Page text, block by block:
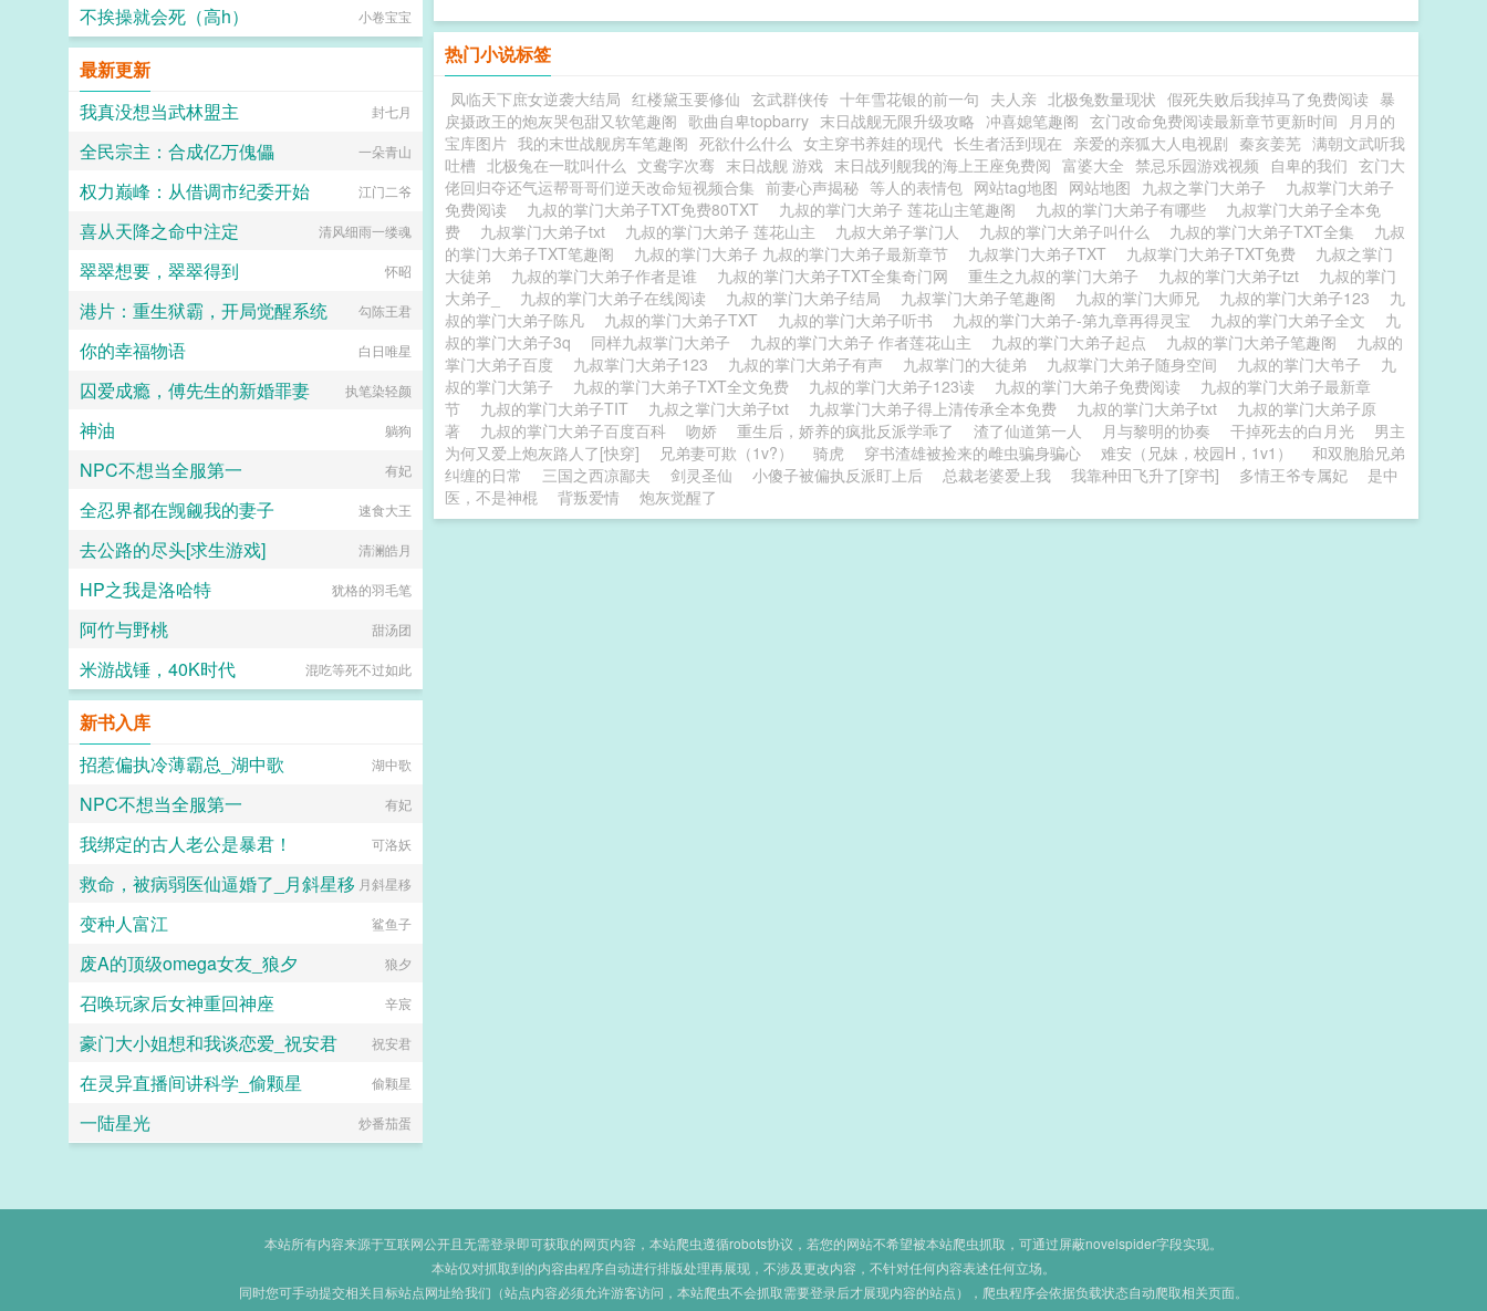
热门小说标签
凤临天下庶女逆袭大结局 红楼黛玉要修仙 玄武群侠传 十年雪花银的前一句 夫人亲 北极兔数量现状 假死失败后我掉马了免费阅读 暴
戾摄政王的炮灰哭包甜又软笔趣阁 歌曲自卑topbarry 末日战舰无限升级攻略 冲喜媳笔趣阁 玄门改命免费阅读最新章节更新时间
月月的
宝库图片 我的末世战舰房车笔趣阁 死欲什么什么 女主穿书养娃的现代 长生者活到现在 亲爱的亲狐大人电视剧 秦亥姜芜 满朝文武听我
吐槽 北极兔在一耽叫什么 文鸯字次骞 末日战舰 游戏 末日战列舰我的海上王座免费阅 富婆大全 禁忌乐园游戏视频 自卑的我们 玄门大
佬回归夺还气运帮哥哥们逆天改命短视频合集 前妻心声揭秘 等人的表情包 网站tag地图 网站地图 九叔之掌门大弟子
九叔掌门大弟子
免费阅读
九叔的掌门大弟子TXT免费80TXT 九叔的掌门大弟子 莲花山主笔趣阁 九叔的掌门大弟子有哪些
九叔掌门大弟子全本免
费
九叔掌门大弟子txt 九叔的掌门大弟子 莲花山主 九叔大弟子掌门人 九叔的掌门大弟子叫什么 九叔的掌门大弟子TXT全集
九叔
的掌门大弟子TXT笔趣阁
九叔的掌门大弟子 九叔的掌门大弟子最新章节 九叔掌门大弟子TXT 九叔掌门大弟子TXT免费
九叔之掌门
大徒弟
九叔的掌门大弟子作者是谁 九叔的掌门大弟子TXT全集奇门网 重生之九叔的掌门大弟子 九叔的掌门大弟子tzt
九叔的掌门
大弟子_
九叔的掌门大弟子在线阅读 九叔的掌门大弟子结局 九叔掌门大弟子笔趣阁 九叔的掌门大师兄 九叔的掌门大弟子123
九
叔的掌门大弟子陈凡
九叔的掌门大弟子TXT 九叔的掌门大弟子听书 九叔的掌门大弟子-第九章再得灵宝 九叔的掌门大弟子全文
九
叔的掌门大弟子3q
同样九叔掌门大弟子 九叔的掌门大弟子 作者莲花山主 九叔的掌门大弟子起点 九叔的掌门大弟子笔趣阁
九叔的
掌门大弟子百度
九叔掌门大弟子123 九叔的掌门大弟子有声 九叔掌门的大徒弟 九叔掌门大弟子随身空间 九叔的掌门大弚子
九
叔的掌门大第子
九叔的掌门大弟子TXT全文免费 九叔的掌门大弟子123读 九叔的掌门大弟子免费阅读
九叔的掌门大弟子最新章
节
九叔的掌门大弟子TIT 九叔之掌门大弟子txt 九叔掌门大弟子得上清传承全本免费 九叔的掌门大弟子txt
九叔的掌门大弟子原
著
九叔的掌门大弟子百度百科 吻娇 重生后，娇养的疯批反派学乖了 渣了仙道第一人 月与黎明的协奏 干掉死去的白月光
男主
为何又爱上炮灰路人了[快穿]
兄弟妻可欺（1v?） 骑虎 穿书渣雄被捡来的雌虫骗身骗心 难安（兄妹，校园H，1v1）
和双胞胎兄弟
纠缠的日常
三国之西凉鄙夫 剑灵圣仙 小傻子被偏执反派盯上后 总裁老婆爱上我 我靠种田飞升了[穿书] 多情王爷专属妃
是中
医，不是神棍
背叛爱情 炮灰觉醒了
露露
不挨操就会死（高h） 小卷宝宝
最新更新
我真没想当武林盟主
封七月
全民宗主：合成亿万傀儡 一朵青山
权力巅峰：从借调市纪委开始 江门二爷
喜从天降之命中注定 清风细雨一缕魂
翠翠想要，翠翠得到 怀昭
港片：重生狱霸，开局觉醒系统 勾陈王君
你的幸福物语 白日唯星
囚爱成瘾，傅先生的新婚罪妻 执笔染轻颜
神油 躺狗
NPC不想当全服第一 有妃
全忍界都在觊觎我的妻子 速食大王
去公路的尽头[求生游戏] 清澜皓月
HP之我是洛哈特 犹格的羽毛笔
阿竹与野桃 甜汤团
米游战锤，40K时代 混吃等死不过如此
新书入库
招惹偏执冷薄霸总_湖中歌
湖中歌
NPC不想当全服第一 有妃
我绑定的古人老公是暴君！ 可洛妖
救命，被病弱医仙逼婚了_月斜星移 月斜星移
变种人富江 鲨鱼子
废A的顶级omega女友_狼夕 狼夕
召唤玩家后女神重回神座 辛宸
豪门大小姐想和我谈恋爱_祝安君 祝安君
在灵异直播间讲科学_偷颗星 偷颗星
一陆星光 炒番茄蛋
本站所有内容来源于互联网公开且无需登录即可获取的网页内容，本站爬虫遵循robots协议，若您的网站不希望被本站爬虫抓取，可通过屏蔽novelspider字段实现。
本站仅对抓取到的内容由程序自动进行排版处理再展现，不涉及更改内容，不针对任何内容表述任何立场。
同时您可手动提交相关目标站点网址给我们（站点内容必须允许游客访问，本站爬虫不会抓取需要登录后才展现内容的站点），爬虫程序会依据负载状态自动爬取相关页面。